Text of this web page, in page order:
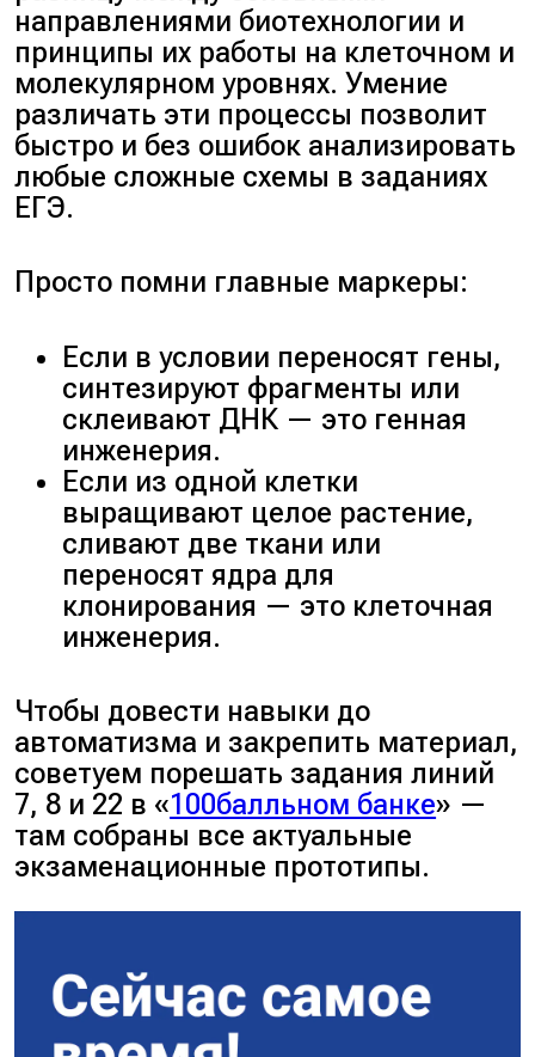
заставляют
дифференцироваться в побеги
и корни, после чего готовый
проросток высаживают в грунт.
Ответ: 31542.
направлениями биотехнологии и
принципы их работы на клеточном и
молекулярном уровнях. Умение
различать эти процессы позволит
быстро и без ошибок анализировать
любые сложные схемы в заданиях
ЕГЭ.
Просто помни главные маркеры:
Если в условии переносят гены,
синтезируют фрагменты или
склеивают ДНК — это генная
инженерия.
Если из одной клетки
выращивают целое растение,
сливают две ткани или
переносят ядра для
клонирования — это клеточная
инженерия.
Чтобы довести навыки до
автоматизма и закрепить материал,
советуем порешать задания линий
7, 8 и 22 в «100балльном банке» —
там собраны все актуальные
экзаменационные прототипы.